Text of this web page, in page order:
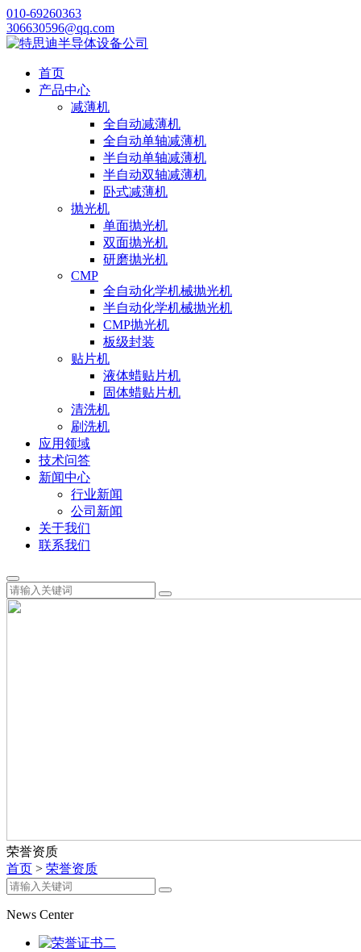
010-69260363
306630596@qq.com
首页
产品中心
减薄机
全自动减薄机
全自动单轴减薄机
半自动单轴减薄机
半自动双轴减薄机
卧式减薄机
抛光机
单面抛光机
双面抛光机
研磨抛光机
CMP
全自动化学机械抛光机
半自动化学机械抛光机
CMP抛光机
板级封装
贴片机
液体蜡贴片机
固体蜡贴片机
清洗机
刷洗机
应用领域
技术问答
新闻中心
行业新闻
公司新闻
关于我们
联系我们
荣誉资质
首页 > 荣誉资质
News Center